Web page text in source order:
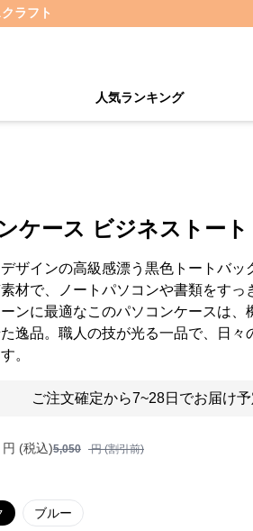
ラフト
人気ランキング
ケース ビジネストート
ザインの高級感漂う黒色トートバッ
材で、ノートパソコンや書類をすっ
ンに最適なこのパソコンケースは、
逸品。職人の技が光る一品で、日々
。
ご注文確定から7~28日でお届け予
円 (税込)5,050 円 (割引前)
ブルー